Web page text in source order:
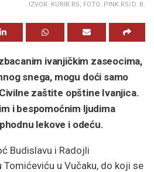
IZVOR: KURIR.RS, FOTO: PINK.RS/D. B.
ivanjičkim zaseocima,
snega, mogu doći samo
zaštite opštine Ivanjica.
i bespomoćnim ljudima
lekove i odeću.
Budislavu i Radojli
Tomićeviću u Vučaku, do koji se